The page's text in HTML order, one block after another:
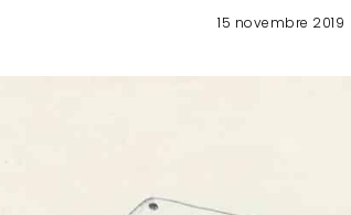
15 novembre 2019